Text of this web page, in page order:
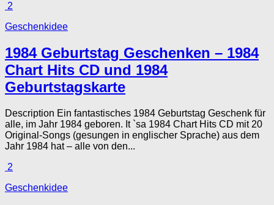
2
Geschenkidee
1984 Geburtstag Geschenken – 1984
Chart Hits CD und 1984
Geburtstagskarte
Description Ein fantastisches 1984 Geburtstag Geschenk für
alle, im Jahr 1984 geboren. It `sa 1984 Chart Hits CD mit 20
Original-Songs (gesungen in englischer Sprache) aus dem
Jahr 1984 hat – alle von den...
2
Geschenkidee